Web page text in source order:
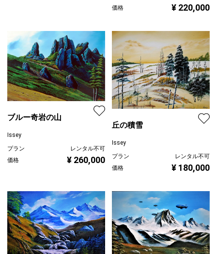
価格
¥ 220,000
ブルー奇岩の山
Issey
プラン
レンタル不可
価格
¥ 260,000
丘の積雪
Issey
プラン
レンタル不可
価格
¥ 180,000